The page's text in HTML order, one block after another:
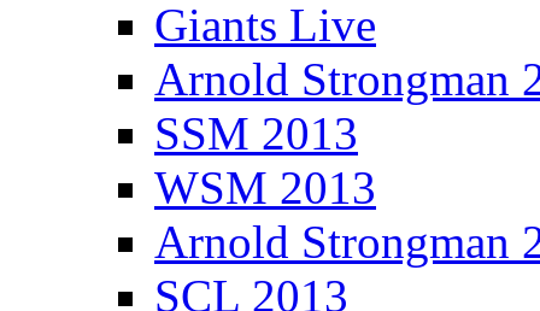
Giants Live
Arnold Strongman
SSM 2013
WSM 2013
Arnold Strongman
SCL 2013